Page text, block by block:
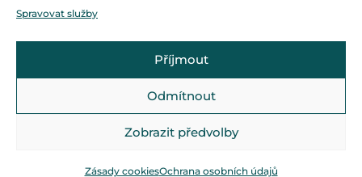
Spravovat služby
Příjmout
Odmítnout
Zobrazit předvolby
Zásady cookiesOchrana osobních údajů
TrollComputers s.r.o.